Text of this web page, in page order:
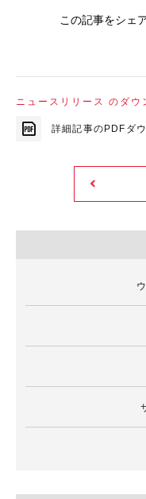
この記事をシェ
ニュースリリース のダウ
詳細記事のPDFダ